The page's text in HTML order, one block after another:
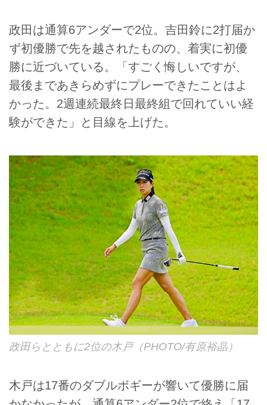
政田は通算6アンダーで2位。吉田鈴に2打届か
ず初優勝で先を越されたものの、着実に初優
勝に近づいている。「すごく悔しいですが、
最後まであきらめずにプレーできたことはよ
かった。2週連続最終日最終組で回れていい経
験ができた」と目線を上げた。
政田らとともに2位の木戸（PHOTO/有原裕晶）
木戸は17番のダブルボギーが響いて優勝に届